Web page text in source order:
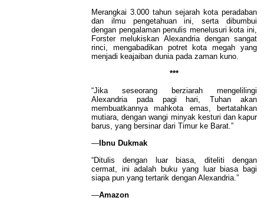
Merangkai 3.000 tahun sejarah kota peradaban
dan ilmu pengetahuan ini, serta dibumbui
dengan pengalaman penulis menelusuri kota ini,
Forster melukiskan Alexandria dengan sangat
rinci, mengabadikan potret kota megah yang
menjadi keajaiban dunia pada zaman kuno.
***
“Jika seseorang berziarah mengelilingi
Alexandria pada pagi hari, Tuhan akan
membuatkannya mahkota emas, bertatahkan
mutiara, dengan wangi minyak kesturi dan kapur
barus, yang bersinar dari Timur ke Barat.”
― Ibnu Dukmak
“Ditulis dengan luar biasa, diteliti dengan
cermat, ini adalah buku yang luar biasa bagi
siapa pun yang tertarik dengan Alexandria.”
―Amazon